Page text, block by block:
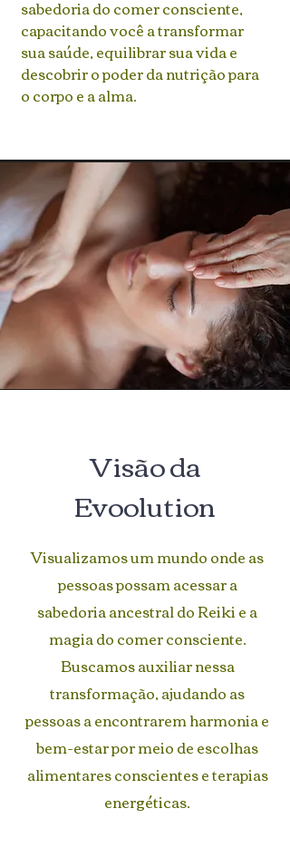
sabedoria do comer consciente,
capacitando você a transformar
sua saúde, equilibrar sua vida e
descobrir o poder da nutrição para
o corpo e a alma.
Visão da
Evoolution
Visualizamos um mundo onde as
pessoas possam acessar a
sabedoria ancestral do Reiki e a
magia do comer consciente.
Buscamos auxiliar nessa
transformação, ajudando as
pessoas a encontrarem harmonia e
bem-estar por meio de escolhas
alimentares conscientes e terapias
energéticas.